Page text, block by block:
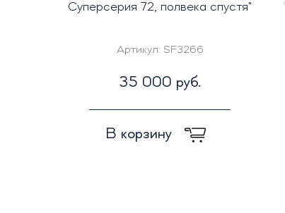
Суперсерия 72, полвека спустя"
Артикул: SF3266
35 000 руб.
В корзину